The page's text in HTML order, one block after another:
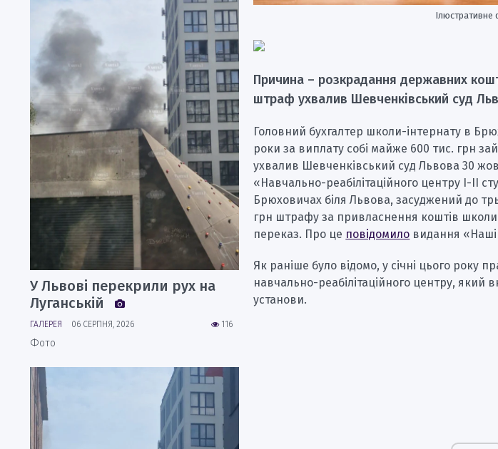
Ілюстративне
Причина – розкрадання державних
штраф ухвалив Шевченківський суд
Головний бухгалтер школи-інтернату в
роки за виплату собі майже 600 тис. грн
ухвалив Шевченківський суд Львова 30
«Навчально-реабілітаційного центру І-ІІ
Брюховичах біля Львова, засуджений до
грн штрафу за привласнення коштів школи
переказ. Про це повідомило видання «Наші
Як раніше було відомо, у січні цього року
навчально-реабілітаційного центру, який
установи.
У Львові перекрили рух на
Луганській
116
ГАЛЕРЕЯ 06 СЕРПНЯ, 2026
Фото